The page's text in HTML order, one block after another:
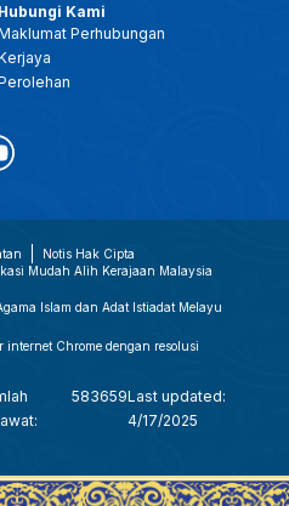
Hubungi Kami
Perhubungan
Notis Hak Cipta
Mudah Alih Kerajaan Malaysia
Islam dan Adat Istiadat Melayu
Chrome dengan resolusi
583659Last updated:
4/17/2025